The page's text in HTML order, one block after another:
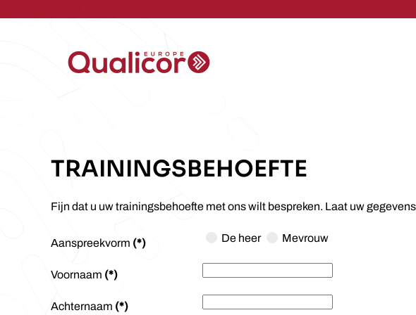
TRAININGSBEHOEFTE
Fijn dat u uw trainingsbehoefte met ons wilt bespreken. Laat uw
Aanspreekvorm (*) De heer Mevrouw
Voornaam (*)
Achternaam (*)